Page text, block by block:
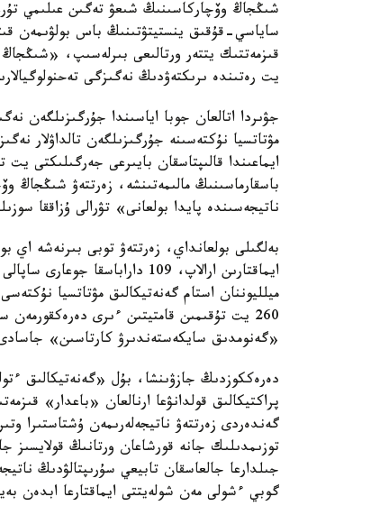
ساياسي-قۇقىق ينستيتۋتىنىڭ باس بولۋىمەن
قىزمەتتىك يتتەر ورتالىعى بىرلەسىپ،
يت رەتىندە ىرىكتەۋدىڭ نەگىزگى
جۋىردا اتالعان جوبا اياسىندا جۇرگىزىلگەن
مۋتاتسيا نۇكتەسىنە جۇرگىزىلگەن تالداۋلار
ايماعىندا قالىپتاسقان بايىرعى
باسقارماسىنىڭ مالىمەتىنشە، زەرتتەۋ
ناتيجەسىندە پايدا بولعانى» تۋرالى ۇزاققا
بەلگىلى بولعانداي، زەرتتەۋ توبى بىرنەشە
ميلليوننان استام گەنەتيكالىق مۋتاتسيا
260 يت تۇقىمىن قامتيتىن ءىرى
«گەنومدىق سايكەستەندىرۋ كارتاسىن»
دەرەككوزدىڭ جازۋىنشا، بۇل «گەنەتيكالىق
پراكتيكالىق قولدانۋعا ارنالعان «باعدار»
گەندەردى زەرتتەۋ ناتيجەلەرىمەن ۇشتاستىرا
توزىمدىلىك جانە قورشاعان ورتانىڭ قولايسىز
جىلدارعا جالعاسقان تابيعي سۇرىپتالۋدىڭ
گوبي ءشولى مەن شولەيتتى ايماقتارعا ابدەن